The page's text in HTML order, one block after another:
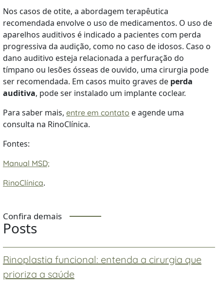
Nos casos de otite, a abordagem terapêutica
recomendada envolve o uso de medicamentos. O uso de
aparelhos auditivos é indicado a pacientes com perda
progressiva da audição, como no caso de idosos. Caso o
dano auditivo esteja relacionada a perfuração do
tímpano ou lesões ósseas de ouvido, uma cirurgia pode
ser recomendada. Em casos muito graves de perda
auditiva, pode ser instalado um implante coclear.
Para saber mais, entre em contato e agende uma
consulta na RinoClínica.
Fontes:
Manual MSD;
RinoClínica.
Confira demais
Posts
Rinoplastia funcional: entenda a cirurgia que
prioriza a saúde